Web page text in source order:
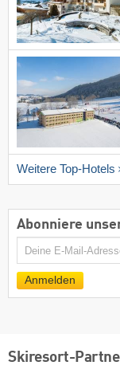
Weitere Top-Hotels
Abonniere
E-
Mail
Anmelden
Skiresort-